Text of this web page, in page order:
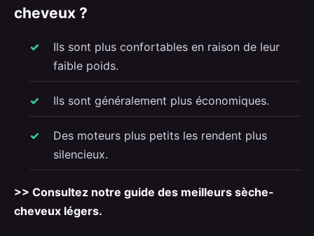
cheveux ?
Ils sont plus confortables en raison de leur
faible poids.
Ils sont généralement plus économiques.
Des moteurs plus petits les rendent plus
silencieux.
>> Consultez notre guide des meilleurs sèche-
cheveux légers.